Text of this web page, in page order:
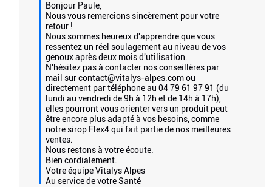
De plus, la vitamine D3 favorise l’absorption et l’utilisation du
calcium dans l’organisme. Le bambou et l’harpagophytum
apportent un confort au niveau articulaire, le bambou favorise
notamment force et santé de l’os.
JE PASSE COMMANDE
Bonjour Paule,
Nous vous remercions sincèrement pour votre
retour !
Nous sommes heureux d'apprendre que vous
ressentez un réel soulagement au niveau de vos
genoux après deux mois d'utilisation.
N'hésitez pas à contacter nos conseillères par
mail sur contact@vitalys-alpes.com ou
directement par téléphone au 04 79 61 97 91 (du
lundi au vendredi de 9h à 12h et de 14h à 17h),
elles pourront vous orienter vers un produit peut
être encore plus adapté à vos besoins, comme
notre sirop Flex4 qui fait partie de nos meilleures
ventes.
Nous restons à votre écoute.
Bien cordialement.
Votre équipe Vitalys Alpes
Au service de votre Santé